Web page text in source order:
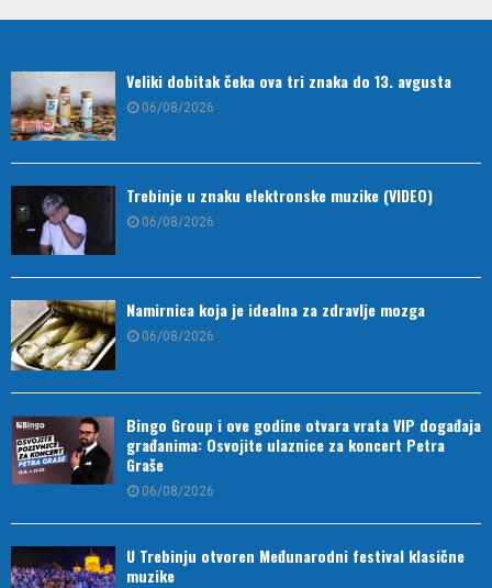
Veliki dobitak čeka ova tri znaka do 13. avgusta
06/08/2026
Trebinje u znaku elektronske muzike (VIDEO)
06/08/2026
Namirnica koja je idealna za zdravlje mozga
06/08/2026
Bingo Group i ove godine otvara vrata VIP događaja
građanima: Osvojite ulaznice za koncert Petra
Graše
06/08/2026
U Trebinju otvoren Međunarodni festival klasične
muzike